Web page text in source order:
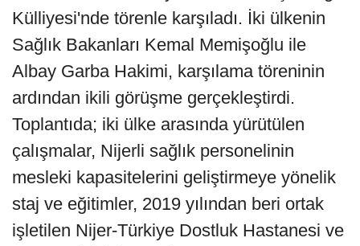
Külliyesi'nde törenle karşıladı. İki ülkenin
Sağlık Bakanları Kemal Memişoğlu ile
Albay Garba Hakimi, karşılama töreninin
ardından ikili görüşme gerçekleştirdi.
Toplantıda; iki ülke arasında yürütülen
çalışmalar, Nijerli sağlık personelinin
mesleki kapasitelerini geliştirmeye yönelik
staj ve eğitimler, 2019 yılından beri ortak
işletilen Nijer-Türkiye Dostluk Hastanesi ve